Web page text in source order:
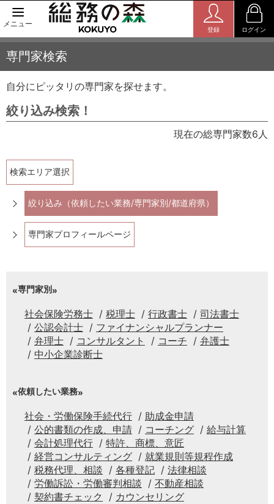
メニュー
登録 ログイン
専門家検索
自分にピッタリの専門家を探せます。
絞り込み検索！
現在の総専門家数6人
検索エリア選択
絞り込み（依頼したい業務/専門家別/都道府県）
専門家プロフィールページ
専門家別
社会保険労務士 税理士 行政書士
司法書士
公認会計士
ファイナンシャルプランナー
弁理士
コンサルタント コーチ
弁護士
中小企業診断士
依頼したい業務
社会・労働保険手続代行
助成金申請
公的書類の作成、申請
コーチング
給与計算
会計処理代行
特許、商標、意匠
経営コンサルティング
就業規則等規程作成
税務代理、相談
各種登記
法律相談
労働訴訟・労働審判相談
不動産相談
契約書チェック
カウンセリング